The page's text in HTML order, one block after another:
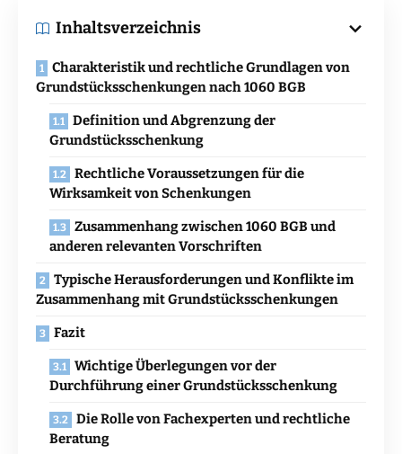
Inhaltsverzeichnis
Charakteristik und rechtliche Grundlagen von
Grundstücksschenkungen nach 1060 BGB
Definition und Abgrenzung der
Grundstücksschenkung
Rechtliche Voraussetzungen für die
Wirksamkeit von Schenkungen
Zusammenhang zwischen 1060 BGB und
anderen relevanten Vorschriften
Typische Herausforderungen und Konflikte im
Zusammenhang mit Grundstücksschenkungen
Fazit
Wichtige Überlegungen vor der
Durchführung einer Grundstücksschenkung
Die Rolle von Fachexperten und rechtliche
Beratung